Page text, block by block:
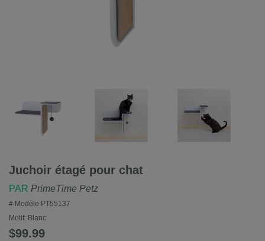
Juchoir étagé pour chat
PAR PrimeTime Petz
# Modèle PT55137
Motif: Blanc
$99.99